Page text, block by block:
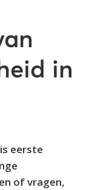
in
eerste
of vragen,